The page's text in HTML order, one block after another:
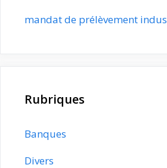
mandat de prélèvement indus
Rubriques
Banques
Divers